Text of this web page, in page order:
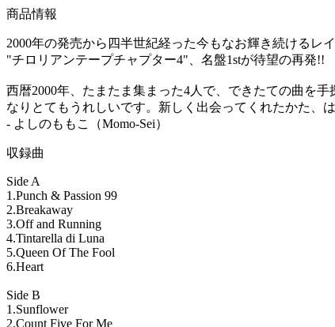
商品情報
2000年の発売から四半世紀経った今もなお輝き続けるレ
"チロリアンテープチャプター4"、名盤1stが待望の再発!!
西暦2000年、たまたま集まった4人で、できたての曲を
なりとてもうれしいです。新しく出会ってくれたかた、
- よしのももこ（Momo-Sei）
収録曲
Side A
1.Punch & Passion 99
2.Breakaway
3.Off and Running
4.Tintarella di Luna
5.Queen Of The Fool
6.Heart
Side B
1.Sunflower
2.Count Five For Me